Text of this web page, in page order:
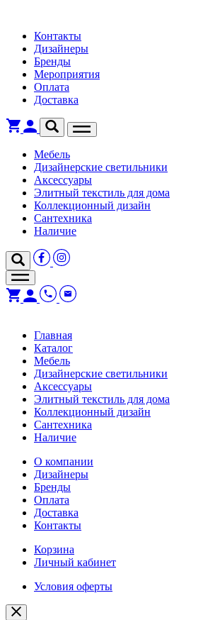
Контакты
Дизайнеры
Бренды
Мероприятия
Оплата
Доставка
Мебель
Дизайнерские светильники
Аксессуары
Элитный текстиль для дома
Коллекционный дизайн
Сантехника
Наличие
Главная
Каталог
Мебель
Дизайнерские светильники
Аксессуары
Элитный текстиль для дома
Коллекционный дизайн
Сантехника
Наличие
О компании
Дизайнеры
Бренды
Оплата
Доставка
Контакты
Корзина
Личный кабинет
Условия оферты